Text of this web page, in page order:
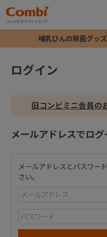
哺乳びんの除菌グッ
ログイン
旧コンビミニ会員の
メールアドレスでログ
メールアドレスとパスワー
さい。